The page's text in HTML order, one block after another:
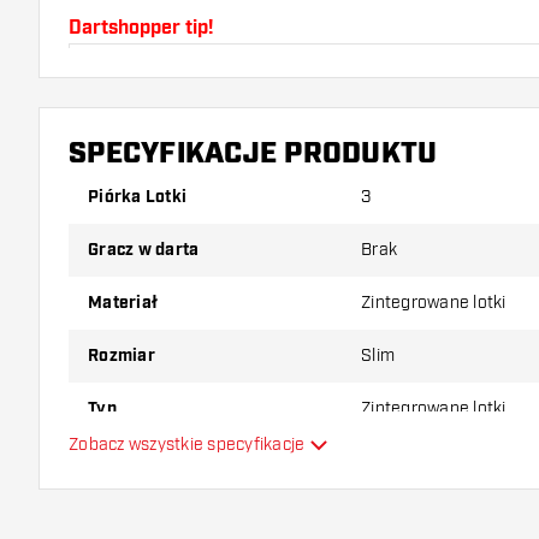
Dartshopper tip!
Upewnij się, że masz pod ręką dużo piórek i
uszkodzone lub złamane w wyniku użytkowania.
który wariant najbardziej Ci odpowiada!
SPECYFIKACJE PRODUKTU
Piórka Lotki 3
Gracz w darta Brak
Materiał Zintegrowane lotki
Rozmiar Slim
Typ Zintegrowane lotki
Zobacz wszystkie specyfikacje